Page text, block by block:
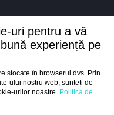
Intrați
uri pentru a vă
experiență pe
stocate în browserul dvs. Prin
ului nostru web, sunteți de
urilor noastre. Politica de